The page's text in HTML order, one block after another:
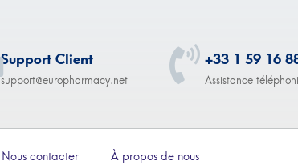
Support Client
support@europharmacy.net
+33 1 59 16
Assistance
Nous contacter À propos de nous